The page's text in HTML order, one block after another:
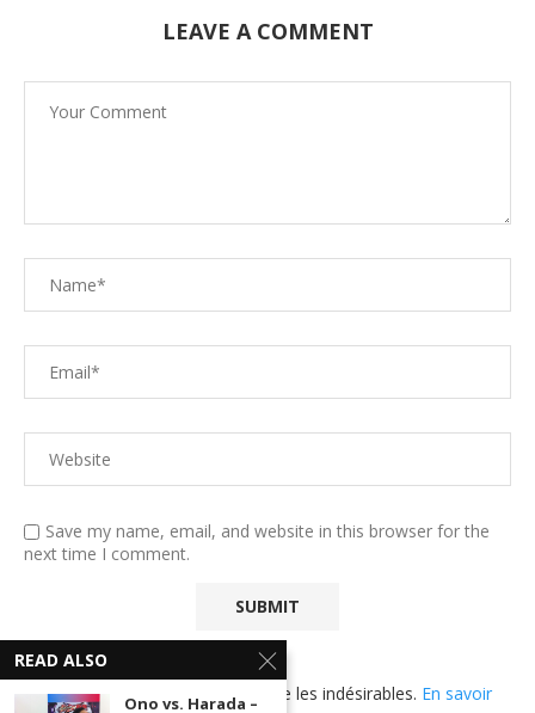
LEAVE A COMMENT
Save my name, email, and website in this browser for the
next time I comment.
Ce site utilise Akismet pour réduire les indésirables. En savoir
READ ALSO
Ono vs. Harada –